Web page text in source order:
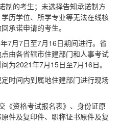
制的考生；未选择告知承诺制方
历学位、所学专业等无法在线核
承诺申请的考生。
7月7日至7月16日期间进行。省
由各省辖市住建部门和人事考试
为2021年7月15日至7月16日。
时间内到属地住建部门进行现场
《资格考试报名表》、身份证原
件及复印件、职称证书原件及复